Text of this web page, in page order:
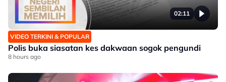
02:11
VIDEO TERKINI & POPULAR
Polis buka siasatan kes dakwaan sogok pengundi
8 hours ago